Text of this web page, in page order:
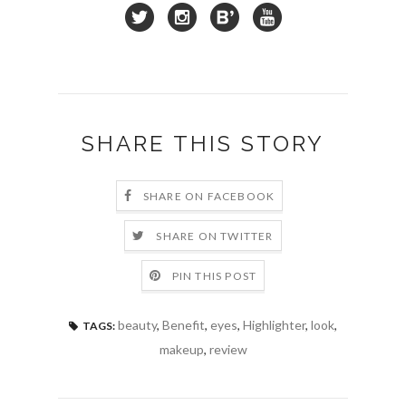
SHARE THIS STORY
SHARE ON FACEBOOK
SHARE ON TWITTER
PIN THIS POST
TAGS: beauty, Benefit, eyes, Highlighter, look,
makeup, review